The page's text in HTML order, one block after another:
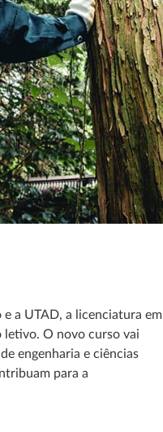
a UTAD, a licenciatura em
letivo. O novo curso vai
engenharia e ciências
para a